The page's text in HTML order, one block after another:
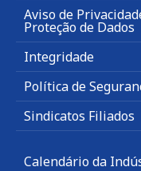
Aviso de
Proteção de Dados
Integridade
Política de
Sindicatos Filiados
Calendário da